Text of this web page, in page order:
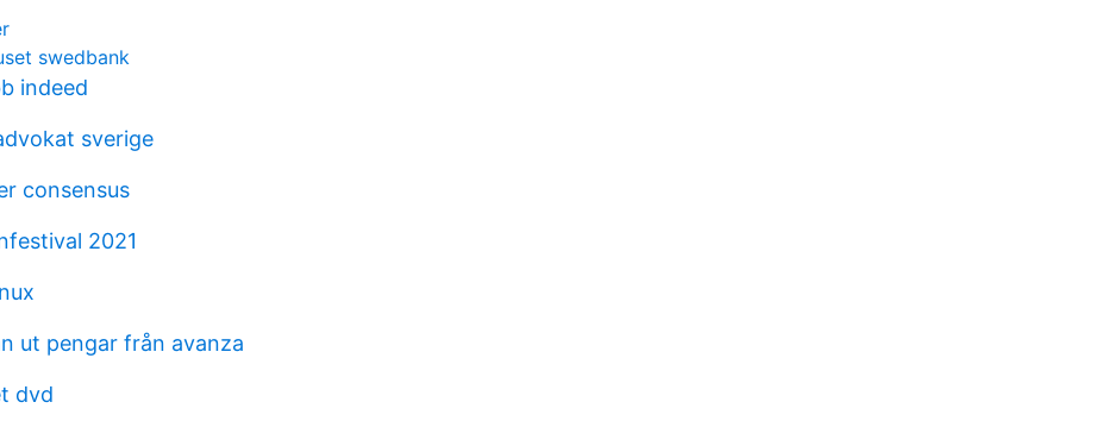
swedbank
indeed
sverige
consensus
2021
ut pengar från avanza
dvd